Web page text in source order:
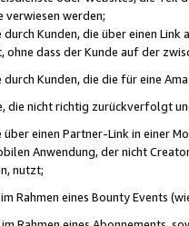
verwiesen werden;
Kunden, die über einen
ohne dass der Kunde auf der
Kunden, die die für eine
die nicht richtig zurückverfolgt
einen Partner-Link in einer
Anwendung, der nicht
nutzt;
Rahmen eines Bounty Events